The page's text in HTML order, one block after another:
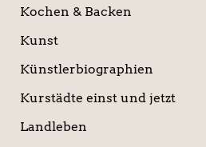
Kochen & Backen
Kunst
Künstlerbiographien
Kurstädte einst und jetzt
Landleben